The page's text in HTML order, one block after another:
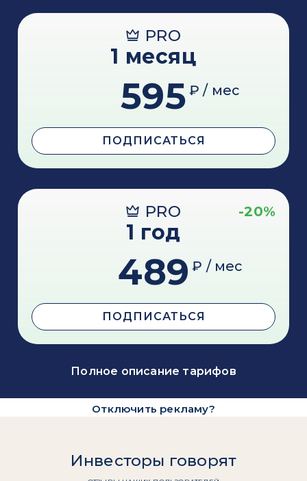
PRO
1 месяц
595 ₽ / мес
ПОДПИСАТЬСЯ
PRO -20%
1 год
489 ₽ / мес
ПОДПИСАТЬСЯ
Полное описание тарифов
Отключить рекламу?
Инвесторы говорят